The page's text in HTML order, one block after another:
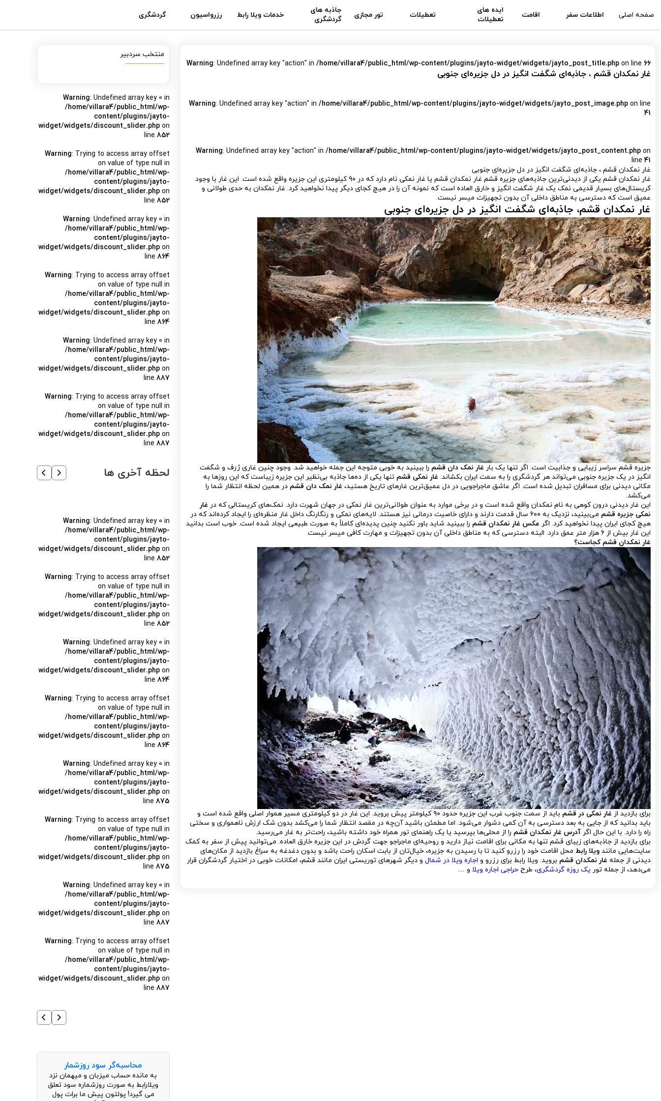
صفحه اصلی اطلاعات سفر اقامت
ایده های
تعطیلات
تعطیلات تور مجازی
جاذبه های
گردشگری
خدمات ویلا رابط رزرواسیون گردشگری
Warning: Undefined array key "action" in /home/villara4/public_html/wp-content/plugins/jayto-widget/widgets/jayto_post_title.php on line 66
غار نمکدان قشم ، جاذبه‌ای شگفت انگیز در دل جزیره‌ای جنوبی
Warning: Undefined array key "action" in /home/villara4/public_html/wp-content/plugins/jayto-widget/widgets/jayto_post_image.php on line
41
Warning: Undefined array key "action" in /home/villara4/public_html/wp-content/plugins/jayto-widget/widgets/jayto_post_content.php on
line 41
غار نمکدان قشم ، جاذبه‌ای شگفت انگیز در دل جزیره‌ای جنوبی
غار نمکدان قشم یکی از دیدنی‌ترین جاذبه‌های جزیره قشم غار نمکدان قشم یا غار نمکی نام دارد که در ۹۰ کیلومتری این جزیره واقع شده است. این غار با وجود
کریستال‌های بسیار قدیمی نمک یک غار شگفت انگیز و خارق العاده است که نمونه آن را در هیچ کجای دیگر پیدا نخواهید کرد. غار نمکدان به حدی طولانی و
عمیق است که دسترسی به مناطق داخلی آن بدون تجهیزات میسر نیست.
غار نمکدان قشم، جاذبه‌ای شگفت انگیز در دل جزیره‌ای جنوبی
جزیره قشم سراسر زیبایی و جذابیت است. اگر تنها یک بار غار نمک دان قشم را ببینید به خوبی متوجه این جمله خواهید شد. وجود چنین غاری ژرف و شگفت
انگیز در یک جزیره جنوبی می‌تواند هر گردشگری را به سمت ایران بکشاند. غار نمکی قشم تنها یکی از ده‌ها جاذبه بی‌نظیر این جزیره زیباست که این روزها به
مکانی دیدنی برای مسافران تبدیل شده است. اگر عاشق ماجراجویی در دل عمیق‌ترین غارهای تاریخ هستید، غار نمک دان قشم در همین لحظه انتظار شما را
می‌کشد.
این غار دیدنی درون کوهی به نام نمکدان واقع شده است و در برخی موارد به عنوان طولانی‌ترین غار نمکی در جهان شهرت دارد. نمک‌های کریستالی که در غار
نمکی جزیره قشم
می‌بینید، نزدیک به ۶۰۰ سال قدمت دارند و دارای خاصیت درمانی نیز هستند. لایه‌های نمکی و رنگارنگ داخل غار منظره‌ای را ایجاد کرده‌اند که در
هیچ کجای ایران پیدا نخواهید کرد. اگر عکس غار نمکدان قشم را ببینید شاید باور نکنید چنین پدیده‌ای کاملاً به صورت طبیعی ایجاد شده است. خوب است بدانید
این غار بیش از ۶ هزار متر عمق دارد. البته دسترسی که به مناطق داخلی آن بدون تجهیزات و مهارت کافی میسر نیست.
غار نمکدان قشم کجاست؟
برای بازدید از غار نمکی در قشم
باید از سمت جنوب غرب این جزیره حدود ۹۰ کیلومتر پیش بروید. این غار در دو کیلومتری مسیر هموار اصلی واقع شده است و
باید بدانید که از جایی به بعد دسترسی به آن کمی دشوار می‌شود. اما مطمئن باشید آن‌چه در مقصد انتظار شما را می‌کشد بدون شک ارزش ناهمواری و سختی
راه را دارد. با این حال اگر آدرس غار نمکدان قشم را از محلی‌ها بپرسید یا یک راهنمای تور همراه خود داشته باشید، راحت‌تر به غار می‌رسید.
برای بازدید از جاذبه‌های زیبای قشم تنها به مکانی برای اقامت نیاز دارید و روحیه‌ای ماجراجو جهت گردش در این جزیره خارق العاده. می‌توانید پیش از سفر به کمک
سایت‌هایی مانند ویلا رابط محل اقامت خود را رزرو کنید تا با رسیدن به جزیره، خیال‌تان از بابت اسکان راحت باشد و بدون دغدغه به سراغ بازدید از مکان‌های
دیدنی از جمله غار نمکدان قشم بروید. ویلا رابط برای رزرو و اجاره ویلا در شمال و دیگر شهرهای توریستی ایران مانند قشم، امکانات خوبی در اختیار گردشگران قرار
می‌دهد، از جمله تور یک روزه گردشگری، طرح حراجی اجاره ویلا و …
منتخب سردبیر
Warning: Undefined array key 0 in
/home/villara4/public_html/wp-
content/plugins/jayto-
widget/widgets/discount_slider.php on
line852
Warning: Trying to access array offset
on value of type null in
/home/villara4/public_html/wp-
content/plugins/jayto-
widget/widgets/discount_slider.php on
line852
Warning: Undefined array key 0 in
/home/villara4/public_html/wp-
content/plugins/jayto-
widget/widgets/discount_slider.php on
line864
Warning: Trying to access array offset
on value of type null in
/home/villara4/public_html/wp-
content/plugins/jayto-
widget/widgets/discount_slider.php on
line864
Warning: Undefined array key 0 in
/home/villara4/public_html/wp-
content/plugins/jayto-
widget/widgets/discount_slider.php on
line887
Warning: Trying to access array offset
on value of type null in
/home/villara4/public_html/wp-
content/plugins/jayto-
widget/widgets/discount_slider.php on
line887
لحظه آخری ها
Warning: Undefined array key 0 in
/home/villara4/public_html/wp-
content/plugins/jayto-
widget/widgets/discount_slider.php on
line852
Warning: Trying to access array offset
on value of type null in
/home/villara4/public_html/wp-
content/plugins/jayto-
widget/widgets/discount_slider.php on
line852
Warning: Undefined array key 0 in
/home/villara4/public_html/wp-
content/plugins/jayto-
widget/widgets/discount_slider.php on
line864
Warning: Trying to access array offset
on value of type null in
/home/villara4/public_html/wp-
content/plugins/jayto-
widget/widgets/discount_slider.php on
line864
Warning: Undefined array key 0 in
/home/villara4/public_html/wp-
content/plugins/jayto-
widget/widgets/discount_slider.php on
line875
Warning: Trying to access array offset
on value of type null in
/home/villara4/public_html/wp-
content/plugins/jayto-
widget/widgets/discount_slider.php on
line875
Warning: Undefined array key 0 in
/home/villara4/public_html/wp-
content/plugins/jayto-
widget/widgets/discount_slider.php on
line887
Warning: Trying to access array offset
on value of type null in
/home/villara4/public_html/wp-
content/plugins/jayto-
widget/widgets/discount_slider.php on
line887
محاسبه‌گر سود روزشمار
به مانده حساب میزبان و میهمان نزد
ویلارابط به صورت روزشماره سود تعلق
می گیرد! پولتون پیش ما برات پول